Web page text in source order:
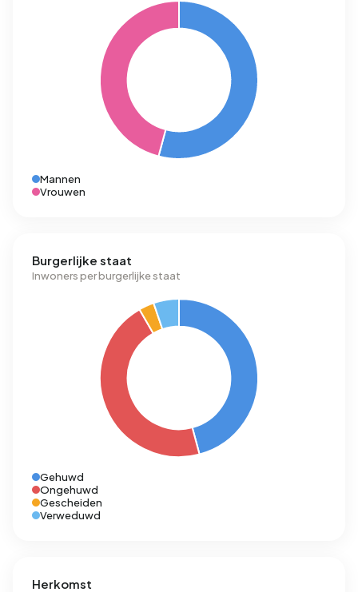
Mannen
Vrouwen
Burgerlijke staat
Inwoners per burgerlijke staat
Gehuwd
Ongehuwd
Gescheiden
Verweduwd
Herkomst